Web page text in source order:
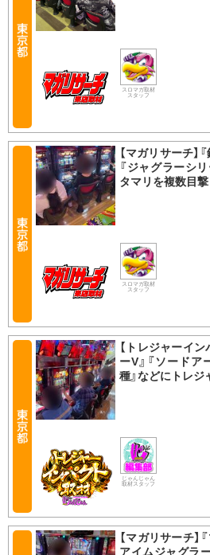
スロマガ取材
スタッフ
【マガリサーチ】
『ジャグラーシ
タマリを複数目撃
スロマガ取材
スタッフ
【トレジャーイン
ーV』『ソードア
種』などにトレジ
じゃんじゃん
取材スタッフ
【マガリサーチ】
アイムジャグラー